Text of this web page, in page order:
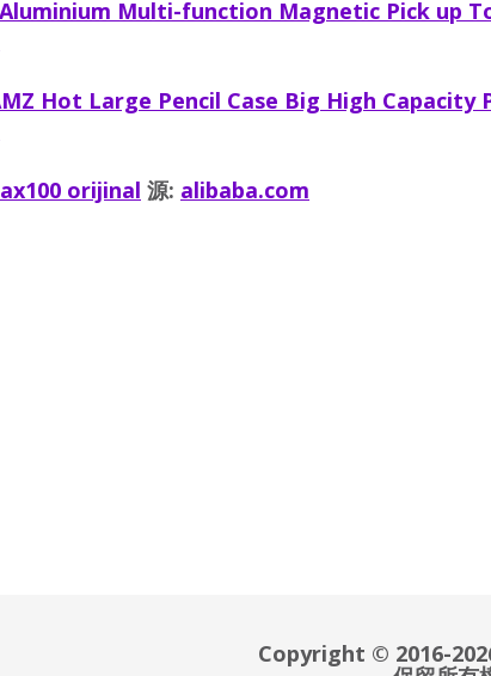
Multi-function Magnetic Pick up
Hot Large Pencil Case Big High
orijinal 源: alibaba.com
Copyright © 2016-